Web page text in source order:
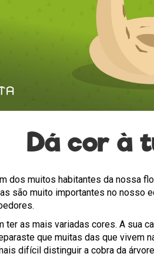
Dá cor à
dos muitos habitantes da nossa
são muito importantes no nosso
ter as mais variadas cores. A sua
que muitas das que vivem
difícil distinguir a cobra da